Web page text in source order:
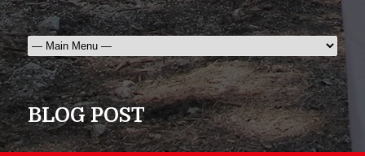
BLOG POST